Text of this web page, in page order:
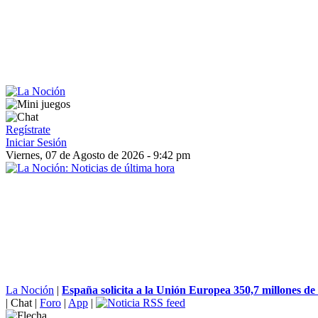
Regístrate
Iniciar Sesión
Viernes, 07 de Agosto de 2026 - 9:42 pm
La Noción | España solicita a la Unión Europea 350,7 millones de
| Chat | Foro | App |